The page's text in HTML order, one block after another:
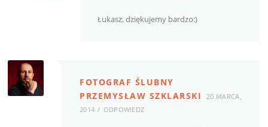
Łukasz, dziękujemy bardzo:)
FOTOGRAF ŚLUBNY
PRZEMYSŁAW SZKLARSKI
20 MARCA,
2014
ODPOWIEDZ